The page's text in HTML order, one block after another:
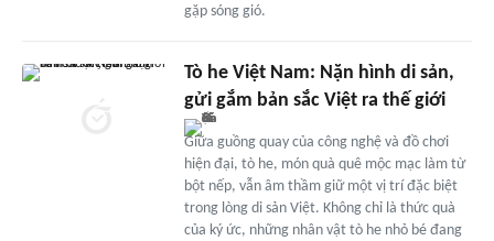
gặp sóng gió.
Tò he Việt Nam: Nặn hình di sản,
gửi gắm bản sắc Việt ra thế giới
Giữa guồng quay của công nghệ và đồ chơi
hiện đại, tò he, món quà quê mộc mạc làm từ
bột nếp, vẫn âm thầm giữ một vị trí đặc biệt
trong lòng di sản Việt. Không chỉ là thức quà
của ký ức, những nhân vật tò he nhỏ bé đang